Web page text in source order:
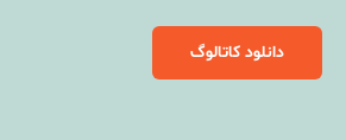
دانلود کاتالوگ